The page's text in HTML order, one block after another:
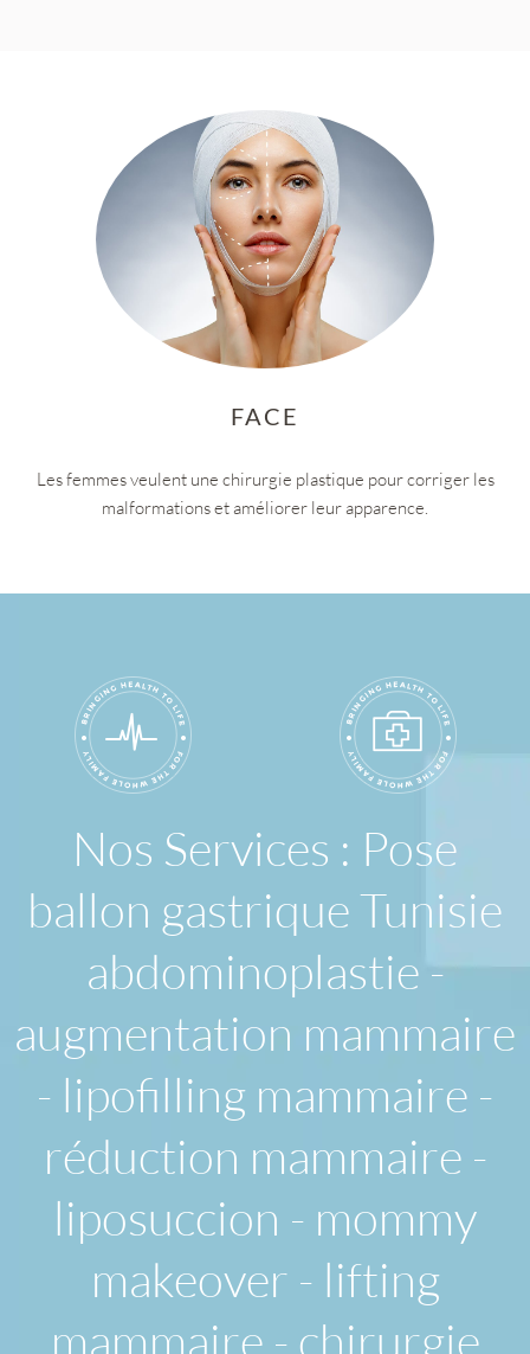
FACE
Les femmes veulent une chirurgie plastique pour corriger les
malformations et améliorer leur apparence.
Nos Services : Pose
ballon gastrique Tunisie
abdominoplastie -
augmentation mammaire
- lipofilling mammaire -
réduction mammaire -
liposuccion - mommy
makeover - lifting
mammaire - chirurgie